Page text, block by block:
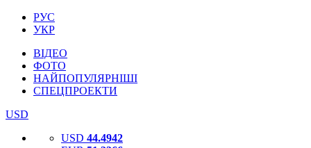
РУС
УКР
ВІДЕО
ФОТО
НАЙПОПУЛЯРНІШІ
СПЕЦПРОЕКТИ
USD
USD 44.4942